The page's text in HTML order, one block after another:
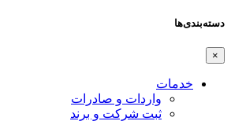
دسته‌بندی‌ها
×
خدمات
واردات و صادرات
ثبت شرکت و برند